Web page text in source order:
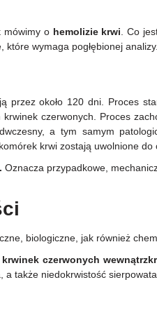
mówimy o hemolizie krwi . Co
które wymaga pogłębionej analizy.
przez około 120 dni. Proces
czerwonych. Proces
a tym samym
krwi zostają uwolnione do
Oznacza przypadkowe,
biologiczne, jak również
czerwonych
a także niedokrwistość sierpowata.